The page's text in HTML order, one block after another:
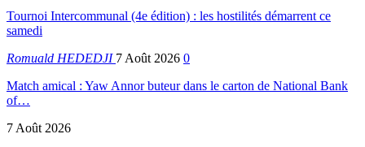
Tournoi Intercommunal (4e édition) : les hostilités démarrent ce
samedi
Romuald HEDEDJI 7 Août 2026 0
Match amical : Yaw Annor buteur dans le carton de National Bank
of…
7 Août 2026